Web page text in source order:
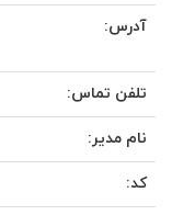
آدرس:
تلفن تماس:
نام مدیر:
کد: